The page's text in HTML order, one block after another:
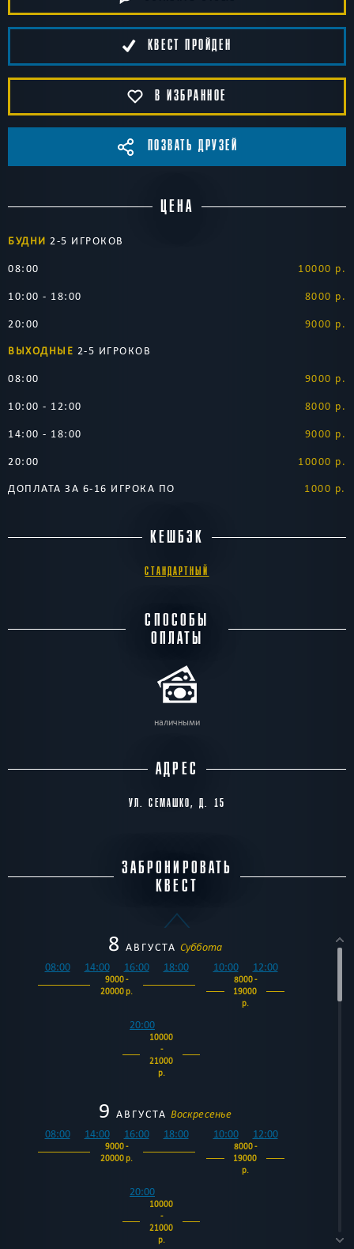
КВЕСТ ПРОЙДЕН
В ИЗБРАННОЕ
ПОЗВАТЬ ДРУЗЕЙ
ЦЕНА
БУДНИ 2-5 ИГРОКОВ
08:00 10000 р.
10:00 - 18:00 8000 р.
20:00
9000 р.
ВЫХОДНЫЕ 2-5 ИГРОКОВ
08:00 9000 р.
10:00 - 12:00 8000 р.
14:00 - 18:00 9000 р.
20:00
10000 р.
ДОПЛАТА ЗА 6-16 ИГРОКА ПО
1000 р.
КЕШБЭК
СТАНДАРТНЫЙ
СПОСОБЫ
ОПЛАТЫ
наличными
АДРЕС
УЛ. СЕМАШКО, Д. 15
ЗАБРОНИРОВАТЬ
КВЕСТ
8 АВГУСТА Суббота
08:00 14:00 16:00 18:00
9000 -
20000 р.
10:00 12:00
8000 -
19000
р.
20:00
10000
-
21000
р.
9 АВГУСТА Воскресенье
08:00 14:00 16:00 18:00
9000 -
20000 р.
10:00 12:00
8000 -
19000
р.
20:00
10000
-
21000
р.